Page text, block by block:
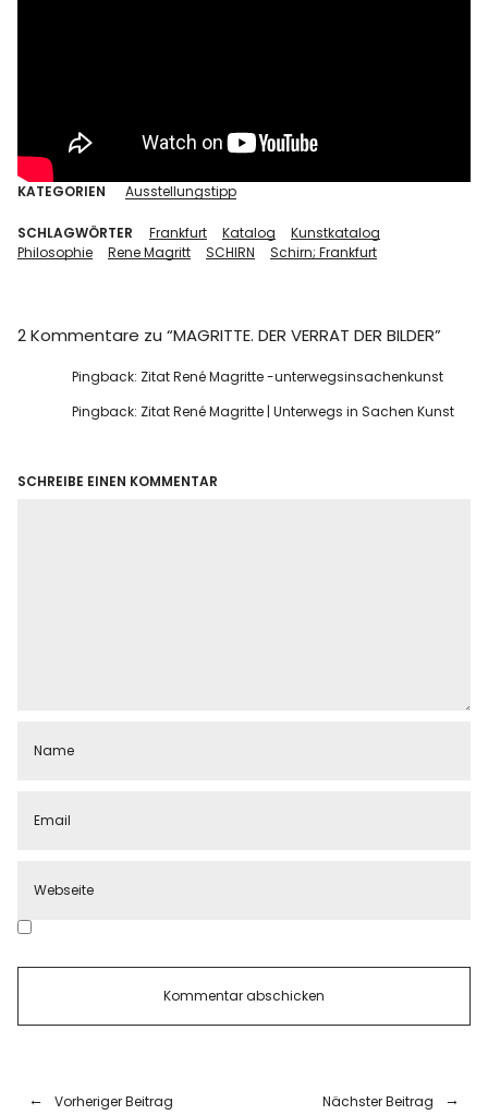
KATEGORIEN Ausstellungstipp
SCHLAGWÖRTER Frankfurt Katalog
Kunstkatalog
Philosophie
Rene Magritt SCHIRN Schirn; Frankfurt
2 Kommentare zu “MAGRITTE. DER VERRAT DER BILDER”
Pingback: Zitat René Magritte -unterwegsinsachenkunst
Pingback: Zitat René Magritte | Unterwegs in Sachen Kunst
SCHREIBE EINEN KOMMENTAR
Vorheriger Beitrag
Nächster Beitrag